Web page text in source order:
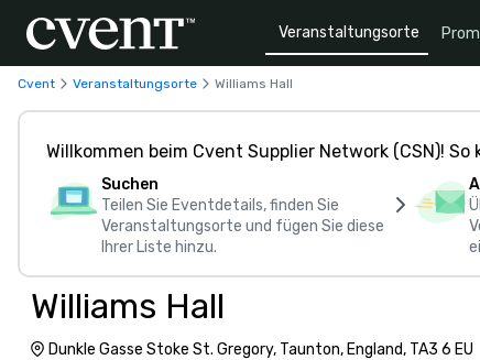
Veranstaltungsorte
Cvent Veranstaltungsorte Williams Hall
Willkommen beim Cvent Supplier Network (CSN)! So
Suchen
Teilen Sie Eventdetails, finden Sie
Veranstaltungsorte und fügen Sie diese
Ihrer Liste hinzu.
Williams Hall
Dunkle Gasse Stoke St. Gregory, Taunton, England, TA3 6 EU